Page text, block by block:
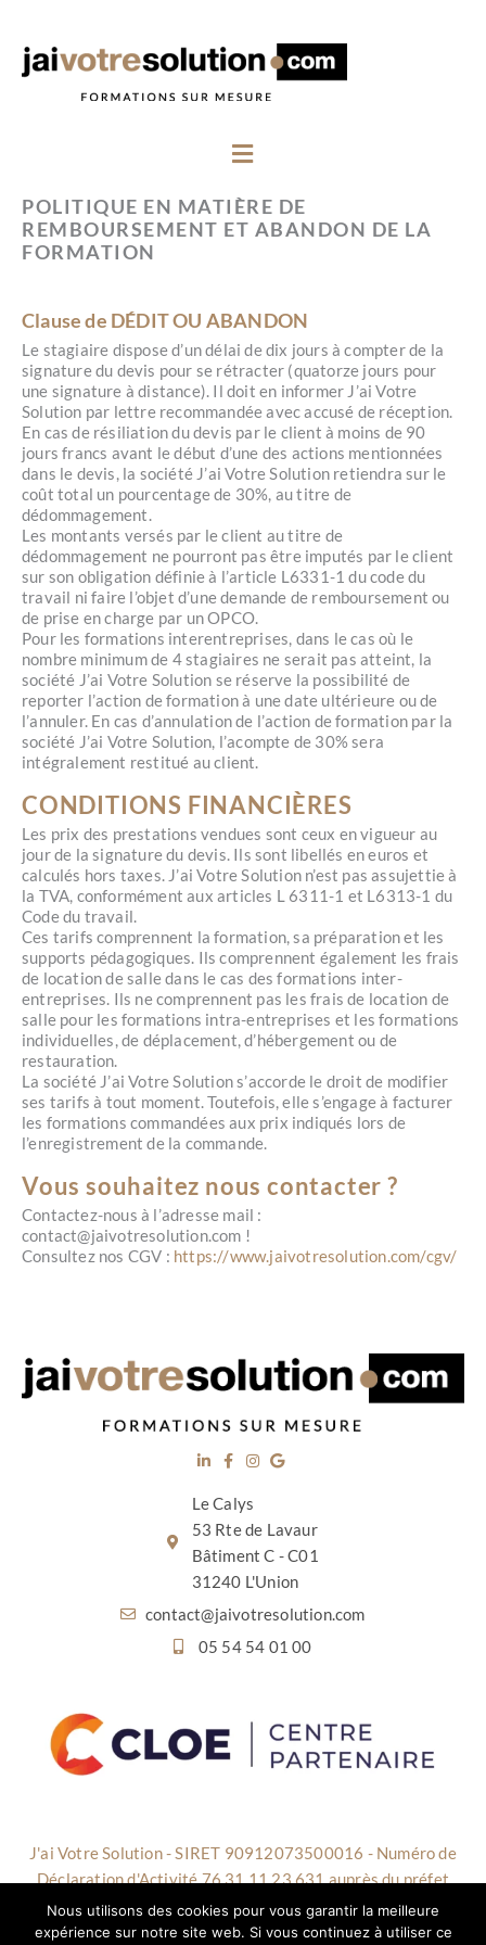
contenu
Menu
POLITIQUE EN MATIÈRE DE
REMBOURSEMENT ET ABANDON DE LA
FORMATION
Clause de DÉDIT OU ABANDON
Le stagiaire dispose d’un délai de dix jours à compter de la
signature du devis pour se rétracter (quatorze jours pour
une signature à distance). Il doit en informer J’ai Votre
Solution par lettre recommandée avec accusé de réception.
En cas de résiliation du devis par le client à moins de 90
jours francs avant le début d’une des actions mentionnées
dans le devis, la société J’ai Votre Solution retiendra sur le
coût total un pourcentage de 30%, au titre de
dédommagement.
Les montants versés par le client au titre de
dédommagement ne pourront pas être imputés par le client
sur son obligation définie à l’article L6331-1 du code du
travail ni faire l’objet d’une demande de remboursement ou
de prise en charge par un OPCO.
Pour les formations interentreprises, dans le cas où le
nombre minimum de 4 stagiaires ne serait pas atteint, la
société J’ai Votre Solution se réserve la possibilité de
reporter l’action de formation à une date ultérieure ou de
l’annuler. En cas d’annulation de l’action de formation par la
société J’ai Votre Solution, l’acompte de 30% sera
intégralement restitué au client.
CONDITIONS FINANCIÈRES
Les prix des prestations vendues sont ceux en vigueur au
jour de la signature du devis. Ils sont libellés en euros et
calculés hors taxes. J’ai Votre Solution n’est pas assujettie à
la TVA, conformément aux articles L 6311-1 et L6313-1 du
Code du travail.
Ces tarifs comprennent la formation, sa préparation et les
supports pédagogiques. Ils comprennent également les frais
de location de salle dans le cas des formations inter-
entreprises. Ils ne comprennent pas les frais de location de
salle pour les formations intra-entreprises et les formations
individuelles, de déplacement, d’hébergement ou de
restauration.
La société J’ai Votre Solution s’accorde le droit de modifier
ses tarifs à tout moment. Toutefois, elle s’engage à facturer
les formations commandées aux prix indiqués lors de
l’enregistrement de la commande.
Vous souhaitez nous contacter ?
Contactez-nous à l’adresse mail :
contact@jaivotresolution.com !
Consultez nos CGV : https://www.jaivotresolution.com/cgv/
Le Calys
53 Rte de Lavaur
Bâtiment C - C01
31240 L'Union
contact@jaivotresolution.com
05 54 54 01 00
J'ai Votre Solution - SIRET 90912073500016 - Numéro de
Déclaration d'Activité 76 31 11 23 631 auprès du préfet
d'Occitanie - Cet enregistrement ne vaut pas agrément de
l’Etat - NAF 8559A
Nous utilisons des cookies pour vous garantir la meilleure
expérience sur notre site web. Si vous continuez à utiliser ce